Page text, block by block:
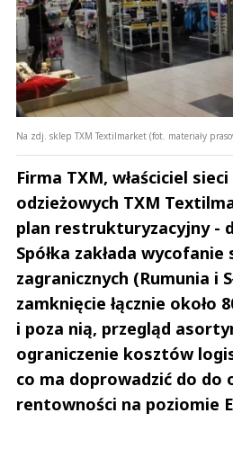
Na zdj. sklep TXM Textilmarket (fot. materiały
Firma TXM, właściciel
odzieżowych TXM
plan restrukturyzacyjny -
Spółka zakłada
zagranicznych (Rumunia i
zamknięcie łącznie około
i poza nią, przegląd
ograniczenie kosztów
co ma doprowadzić do do
rentowności na poziomie